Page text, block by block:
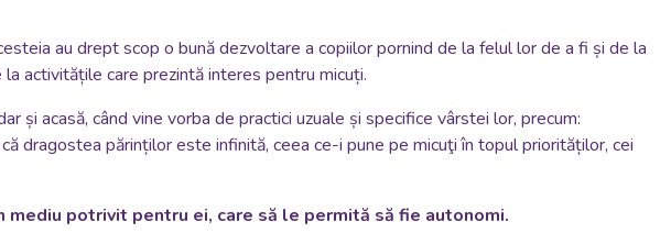
au drept scop o bună dezvoltare a copiilor pornind de la felul lor de a fi și de la
activitățile care prezintă interes pentru micuți.
și acasă, când vine vorba de practici uzuale și specifice vârstei lor, precum:
dragostea părinților este infinită, ceea ce-i pune pe micuţi în topul priorităților, cei
mediu potrivit pentru ei, care să le permită să fie autonomi.